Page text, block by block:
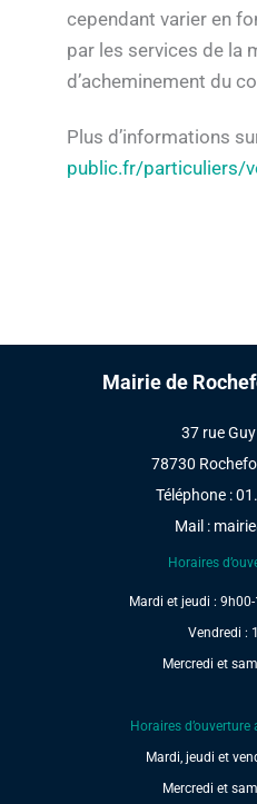
cependant varier en
par les services de la
d’acheminement du
Plus d’informations
public.fr/particuliers/
Mairie de
37 rue
78730
Téléphone :
Mail :
Horaires
Mardi et jeudi :
Vendredi :
Mercredi et
Horaires
Mardi, jeudi et
Mercredi et